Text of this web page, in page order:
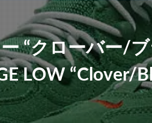
“クローバー/
LOW “Clover/